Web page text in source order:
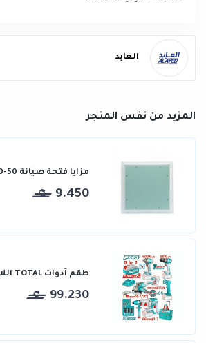
العايد
المزيد من نفس المتجر
مزايا فتحة صيانة 50-50
9.450
طقم أدوات TOTAL اللاسلكي 5×1
99.230